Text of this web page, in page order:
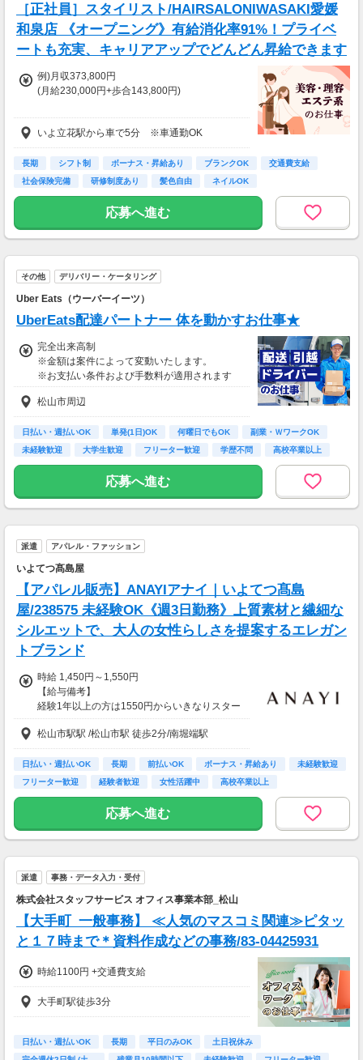
［正社員］スタイリスト/HAIRSALONIWASAKI愛媛
和泉店 《オープニング》有給消化率91%！プライベ
ートも充実、キャリアアップでどんどん昇給できます
例)月収373,800円
(月給230,000円+歩合143,800円)
◎Jr.スタイリストの方も歓迎です。
給与は面接時にご相談の上、決定します。
◆土曜・日曜・祝日勤務は手当支給(時給換算1
00円)
◆毎月20日締め、翌月5日支払い
◆交通費全額支給
いよ立花駅から車で5分 ※車通勤OK
長期 シフト制 ボーナス・昇給あり ブランクOK
交通費支給
社会保険完備
研修制度あり 髪色自由 ネイルOK
応募へ進む
その他 デリバリー・ケータリング
Uber Eats（ウーバーイーツ）
UberEats配達パートナー 体を動かすお仕事★
完全出来高制
※金額は案件によって変動いたします。
※お支払い条件および手数料が適用されます
松山市周辺
日払い・週払いOK 単発(1日)OK 何曜日でもOK
副業・ＷワークOK
未経験歓迎
大学生歓迎 フリーター歓迎 学歴不問 高校卒業以上
応募へ進む
派遣 アパレル・ファッション
いよてつ髙島屋
【アパレル販売】ANAYIアナイ｜いよてつ髙島
屋/238575 未経験OK《週3日勤務》上質素材と繊細な
シルエットで、大人の女性らしさを提案するエレガン
トブランド
時給 1,450円～1,550円
【給与備考】
経験1年以上の方は1550円からいきなりスター
ト！経験1年未満の方も就業1年後には必ず155
0円に昇給します！
◆月収例
13万円～13万9千円＋残業手当
6割のスタッフが利用中！働いた給料の一部を
最短即時支払い。
利用料・振込手数料はすべて無料。
松山市駅駅 /松山市駅 徒歩2分/南堀端駅
日払い・週払いOK 長期 前払いOK ボーナス・昇給あり
未経験歓迎
フリーター歓迎
経験者歓迎 女性活躍中 高校卒業以上
応募へ進む
派遣 事務・データ入力・受付
株式会社スタッフサービス オフィス事業本部_松山
【大手町_一般事務】 ≪人気のマスコミ関連≫ピタッ
と１７時まで＊資料作成などの事務/83-04425931
時給1100円 +交通費支給
大手町駅徒歩3分
日払い・週払いOK 長期 平日のみOK
土日祝休み